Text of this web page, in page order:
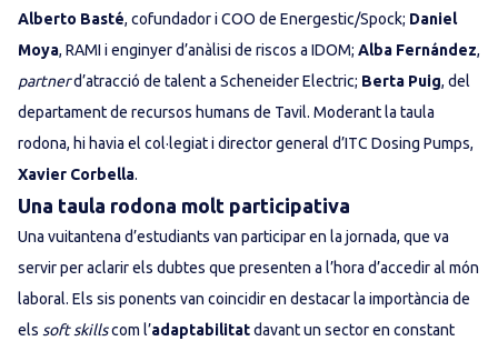
Alberto Basté, cofundador i COO de Energestic/Spock; Daniel
Moya, RAMI i enginyer d’anàlisi de riscos a IDOM; Alba Fernández,
partnerd’atracció de talent a Scheneider Electric; Berta Puig, del
departament de recursos humans de Tavil. Moderant la taula
rodona, hi havia el col·legiat i director general d’ITC Dosing Pumps,
Xavier Corbella.
Una taula rodona molt participativa
Una vuitantena d’estudiants van participar en la jornada, que va
servir per aclarir els dubtes que presenten a l’hora d’accedir al món
laboral. Els sis ponents van coincidir en destacar la importància de
els soft skillscom l’adaptabilitatdavant un sector en constant